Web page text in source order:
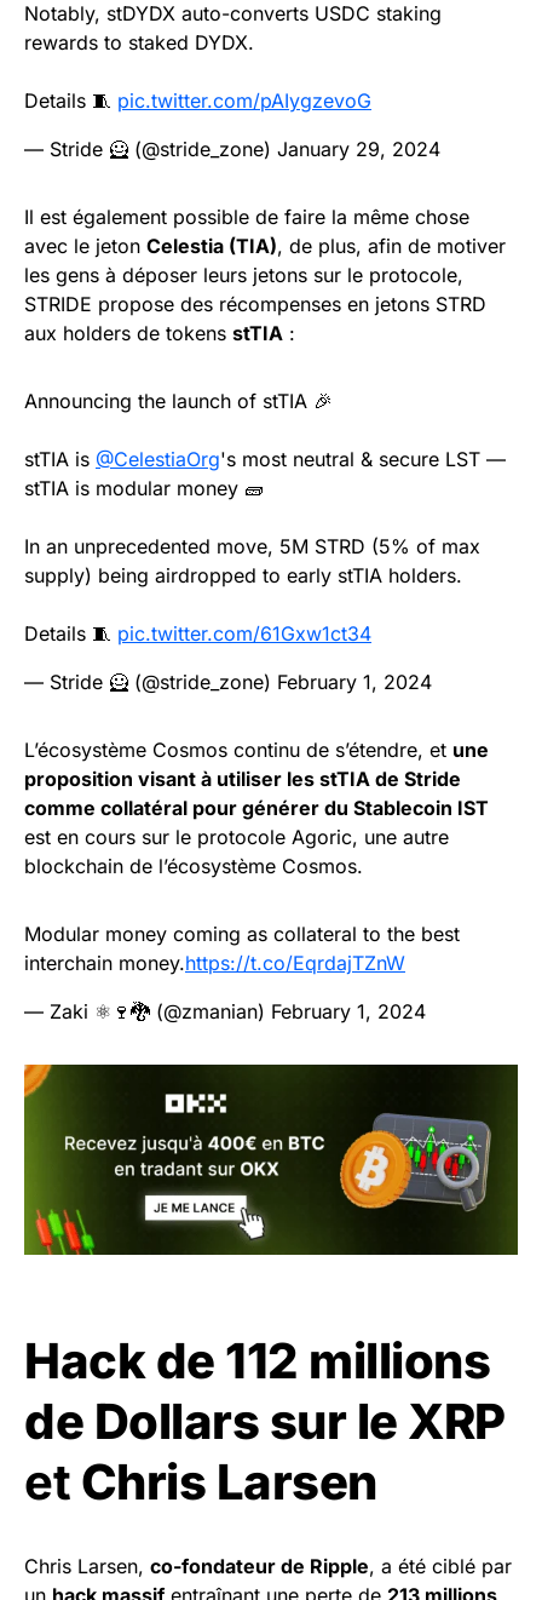
Notably, stDYDX auto-converts USDC staking
rewards to staked DYDX.
Details 🧵 pic.twitter.com/pAIygzevoG
— Stride 🦸 (@stride_zone) January 29, 2024
Il est également possible de faire la même chose
avec le jeton Celestia (TIA), de plus, afin de motiver
les gens à déposer leurs jetons sur le protocole,
STRIDE propose des récompenses en jetons STRD
aux holders de tokens stTIA :
Announcing the launch of stTIA 🎉
stTIA is @CelestiaOrg's most neutral & secure LST —
stTIA is modular money 🧱
In an unprecedented move, 5M STRD (5% of max
supply) being airdropped to early stTIA holders.
Details 🧵 pic.twitter.com/61Gxw1ct34
— Stride 🦸 (@stride_zone) February 1, 2024
L’écosystème Cosmos continu de s’étendre, et une
proposition visant à utiliser les stTIA de Stride
comme collatéral pour générer du Stablecoin IST
est en cours sur le protocole Agoric, une autre
blockchain de l’écosystème Cosmos.
Modular money coming as collateral to the best
interchain money.https://t.co/EqrdajTZnW
— Zaki ⚛️🍷🐉 (@zmanian) February 1, 2024
Hack de 112 millions
de Dollars sur le XRP
et Chris Larsen
Chris Larsen, co-fondateur de Ripple, a été ciblé par